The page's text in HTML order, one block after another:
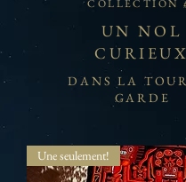
COLLECTION
UN NOL
CURIEUX
DANS LA
GARDE
Une seulement!